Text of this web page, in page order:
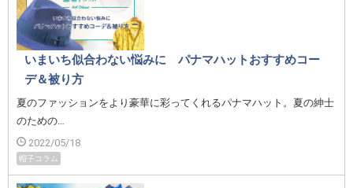
いまいち似合わない悩みに パナマハットおすすめコー
デ＆被り方
夏のファッションをより豪華に彩ってくれるパナマハット。夏の紳士
のための…
2022/05/18
帽子コラム